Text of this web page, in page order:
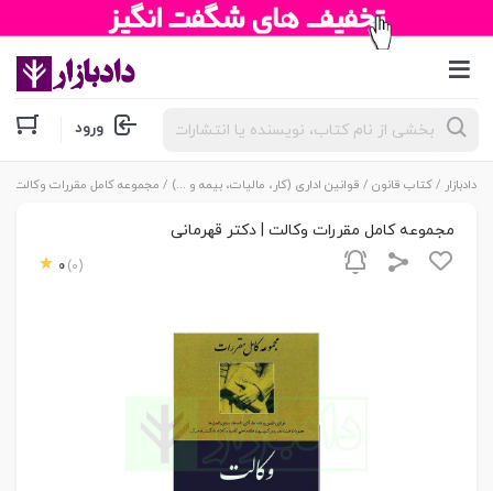
جستجوی
محصولات ورود
دادبازار /کتاب قانون / قوانین اداری (کار، مالیات، بیمه و ...) / مجموعه کامل مقررات وکالت |
مجموعه کامل مقررات وکالت | دکتر قهرمانی
0 (0)